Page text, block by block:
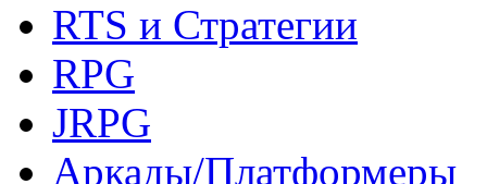
RTS и Стратегии
RPG
JRPG
Аркады/Платформеры